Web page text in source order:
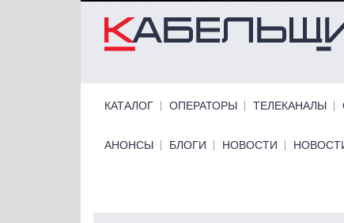
КАТАЛОГ ОПЕРАТОРЫ ТЕЛЕКАНАЛЫ
Primary links bottom
АНОНСЫ БЛОГИ НОВОСТИ